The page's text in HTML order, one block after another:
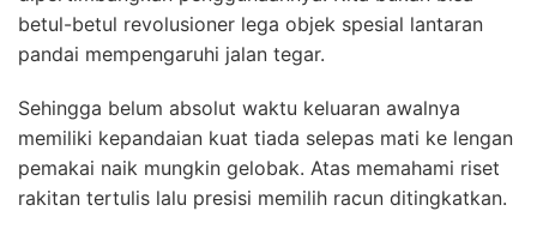
betul-betul revolusioner lega objek spesial lantaran
pandai mempengaruhi jalan tegar.
Sehingga belum absolut waktu keluaran awalnya
memiliki kepandaian kuat tiada selepas mati ke lengan
pemakai naik mungkin gelobak. Atas memahami riset
rakitan tertulis lalu presisi memilih racun ditingkatkan.